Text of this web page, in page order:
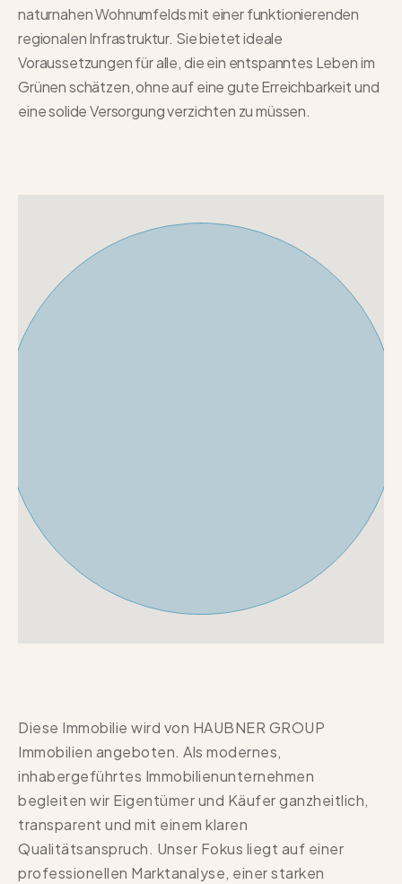
naturnahen Wohnumfelds mit einer funktionierenden
regionalen Infrastruktur. Sie bietet ideale
Voraussetzungen für alle, die ein entspanntes Leben im
Grünen schätzen, ohne auf eine gute Erreichbarkeit und
eine solide Versorgung verzichten zu müssen.
Diese Immobilie wird von HAUBNER GROUP
Immobilien angeboten. Als modernes,
inhabergeführtes Immobilienunternehmen
begleiten wir Eigentümer und Käufer ganzheitlich,
transparent und mit einem klaren
Qualitätsanspruch. Unser Fokus liegt auf einer
professionellen Marktanalyse, einer starken